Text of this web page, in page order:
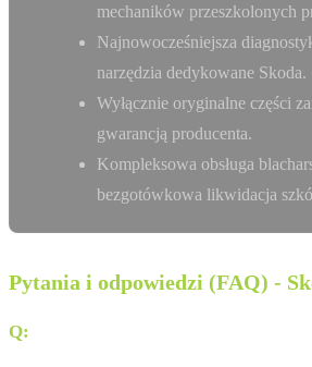
mechaników przeszkolonych
Najnowocześniejsza
narzędzia dedykowane Skoda.
Wyłącznie oryginalne części
gwarancją producenta.
Kompleksowa obsługa
bezgotówkowa likwidacja
Pytania i odpowiedzi (FAQ) -
Q: